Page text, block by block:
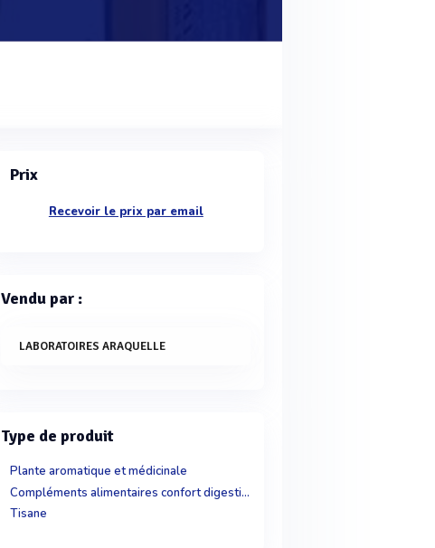
Prix
Recevoir le prix par email
Vendu par :
LABORATOIRES ARAQUELLE
Type de produit
Plante aromatique et médicinale
Compléments alimentaires confort digestif, transit
Tisane